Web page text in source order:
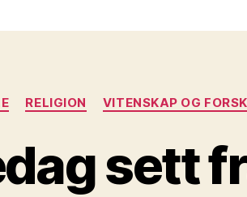
Kategorier
RELIGION VITENSKAP OG
sett